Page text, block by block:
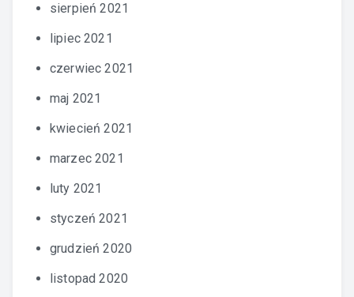
sierpień 2021
lipiec 2021
czerwiec 2021
maj 2021
kwiecień 2021
marzec 2021
luty 2021
styczeń 2021
grudzień 2020
listopad 2020